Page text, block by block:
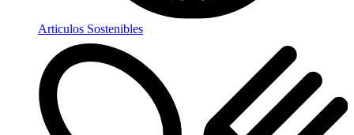
Articulos Sostenibles